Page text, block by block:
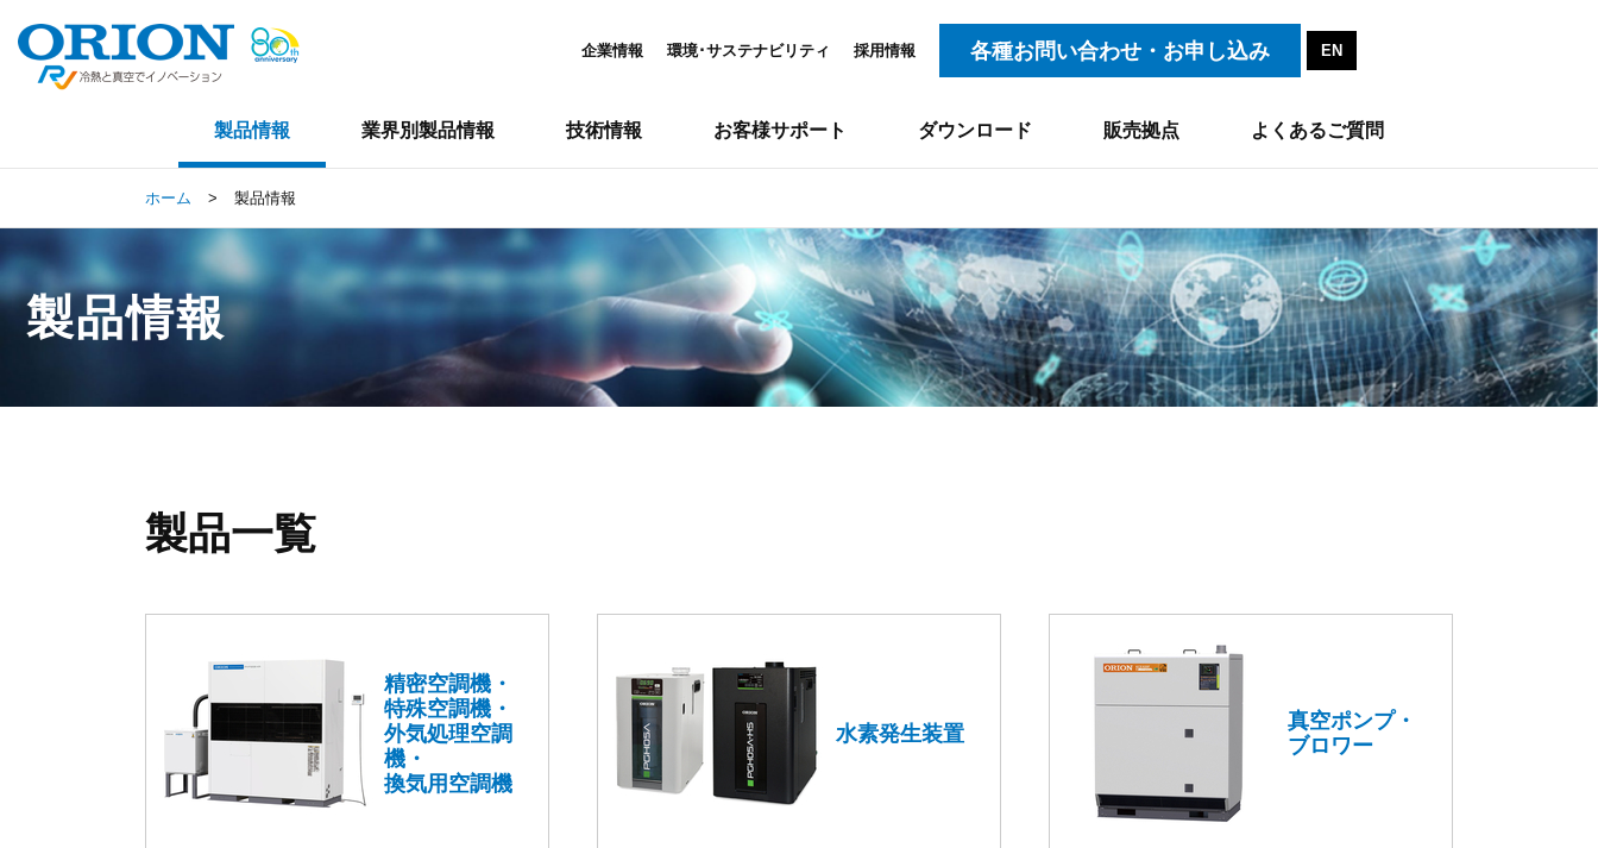
企業情報 環境･サステナビリティ 採用情報 各種お問い合わせ・お申し込み EN
製品情報 業界別製品情報 技術情報 お客様サポート ダウンロード 販売拠点 よくあるご質問
ホーム > 製品情報
製品情報
製品一覧
精密空調機・
特殊空調機・
外気処理空調
機・
換気用空調機
水素発生装置
真空ポンプ・
ブロワー